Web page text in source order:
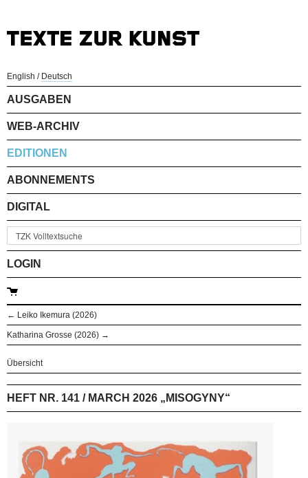
English / Deutsch
AUSGABEN
WEB-ARCHIV
EDITIONEN
ABONNEMENTS
DIGITAL
LOGIN
← Leiko Ikemura (2026)
Katharina Grosse (2026) →
Übersicht
HEFT NR. 141 / MARCH 2026 „MISOGYNY“